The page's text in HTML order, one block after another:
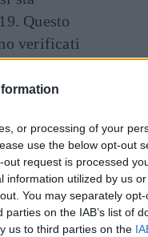
or processing of your
use the below opt-out
request is processed
information utilized by us
You may separately
on the IAB’s list of
us to third parties on the
Questo
verificati
in
il 3